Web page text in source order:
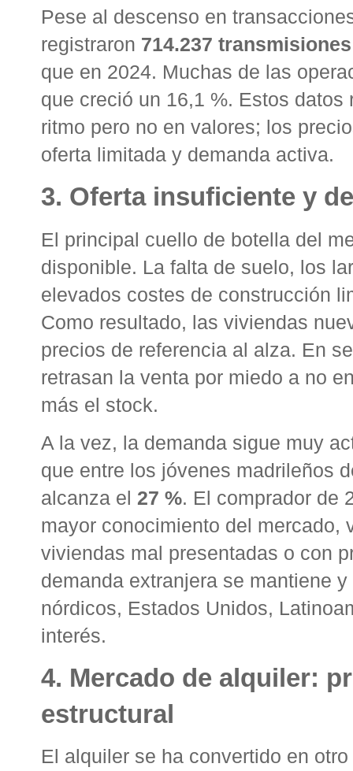
Pese al descenso en
registraron 714.237
que en 2024. Muchas de las
que creció un 16,1 %. Estos datos
ritmo pero no en valores; los
oferta limitada y demanda activa.
3. Oferta insuficiente y
El principal cuello de botella del
disponible. La falta de suelo, los
elevados costes de construcción
Como resultado, las viviendas
precios de referencia al alza. En
retrasan la venta por miedo a no
más el stock.
A la vez, la demanda sigue muy
que entre los jóvenes madrileños
alcanza el 27 %. El comprador de
mayor conocimiento del mercado,
viviendas mal presentadas o con
demanda extranjera se mantiene
nórdicos, Estados Unidos,
interés.
4. Mercado de alquiler:
estructural
El alquiler se ha convertido en